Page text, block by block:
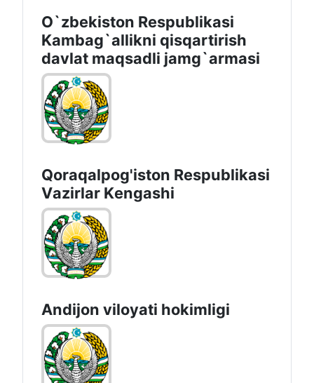
O`zbekiston Respublikasi
Kambag`allikni qisqartirish
davlat maqsadli jamg`armasi
Qoraqalpog'iston Rеspublikаsi
Vаzirlаr Kеngаshi
Andijon vilоyati hоkimligi